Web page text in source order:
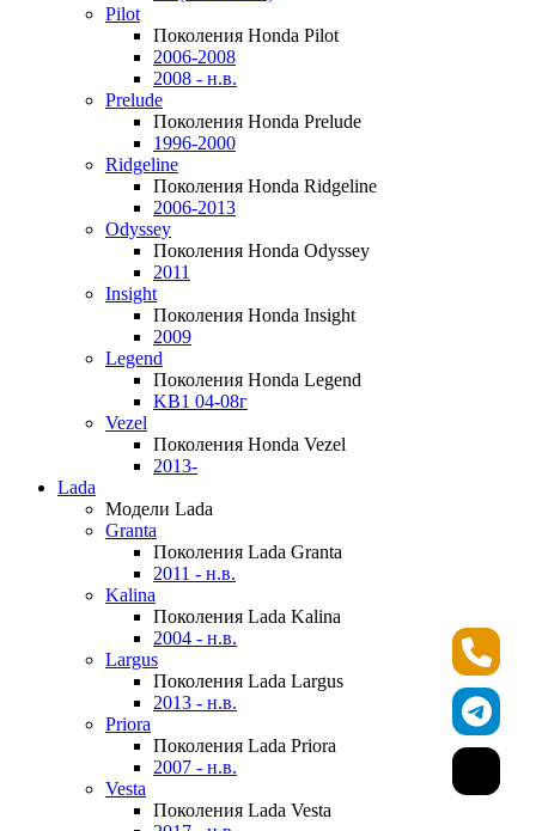
Pilot
Поколения Honda Pilot
2006-2008
2008 - н.в.
Prelude
Поколения Honda Prelude
1996-2000
Ridgeline
Поколения Honda Ridgeline
2006-2013
Odyssey
Поколения Honda Odyssey
2011
Insight
Поколения Honda Insight
2009
Legend
Поколения Honda Legend
KB1 04-08г
Vezel
Поколения Honda Vezel
2013-
Lada
Модели Lada
Granta
Поколения Lada Granta
2011 - н.в.
Kalina
Поколения Lada Kalina
2004 - н.в.
Largus
Поколения Lada Largus
2013 - н.в.
Priora
Поколения Lada Priora
2007 - н.в.
Vesta
Поколения Lada Vesta